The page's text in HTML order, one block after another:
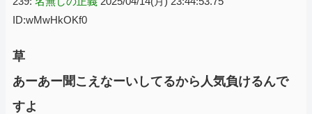
ID:wMwHkOKf0
草
あーあー聞こえなーいしてるから人気負けるんで
すよ